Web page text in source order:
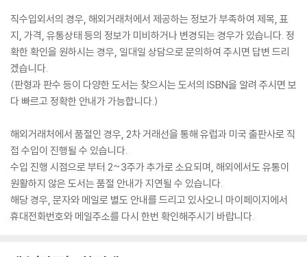
직수입외서의 경우, 해외거래처에서 제공하는 정보가 부족하여 제목, 표
지, 가격, 유통상태 등의 정보가 미비하거나 변경되는 경우가 있습니다. 정
확한 확인을 원하시는 경우, 일대일 상담으로 문의하여 주시면 답변 드리
겠습니다.
(판형과 판수 등이 다양한 도서는 찾으시는 도서의 ISBN을 알려 주시면 보
다 빠르고 정확한 안내가 가능합니다.)
해외거래처에서 품절인 경우, 2차 거래선을 통해 유럽과 미국 출판사로 직
접 수입이 진행될 수 있습니다.
수입 진행 시점으로 부터 2~3주가 추가로 소요되며, 해외에서도 유통이
원활하지 않은 도서는 품절 안내가 지연될 수 있습니다.
해당 경우, 문자와 메일로 별도 안내를 드리고 있사오니 마이페이지에서
휴대전화번호와 메일주소를 다시 한번 확인해주시기 바랍니다.